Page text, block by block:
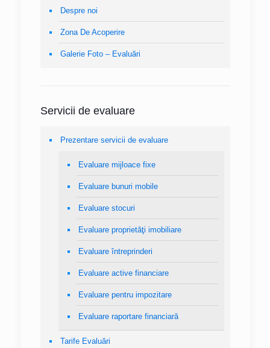
Despre noi
Zona De Acoperire
Galerie Foto – Evaluări
Servicii de evaluare
Prezentare servicii de evaluare
Evaluare mijloace fixe
Evaluare bunuri mobile
Evaluare stocuri
Evaluare proprietăţi imobiliare
Evaluare întreprinderi
Evaluare active financiare
Evaluare pentru impozitare
Evaluare raportare financiară
Tarife Evaluări